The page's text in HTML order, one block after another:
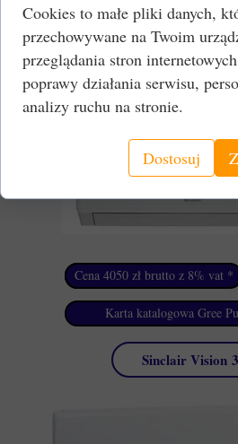
Karta katalogowa Gree
Karta katalogowa LG
Cena 4050 zł brutto z 8% vat *
Cena brutto z 8% vat *
Sinclair Vision
Gree Pular 4,6
Cookies to małe pliki danych,
przechowywane na Twoim
przeglądania stron
poprawy działania serwisu,
analizy ruchu na stronie.
Dostosuj